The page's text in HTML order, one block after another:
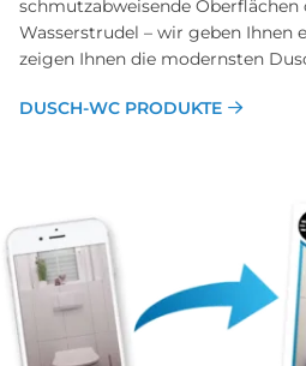
schmutzabweisende
Wasserstrudel – wir geben Ihnen
zeigen Ihnen die modernsten
DUSCH-WC PRODUKTE